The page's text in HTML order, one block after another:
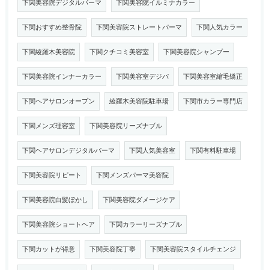
下関美容院デジタルパーマ 下関美容院イルミナカラー
下関おすすめ整骨院 下関美容院ストレートパーマ 下関人気カラー
下関綾羅木美容院 下関クチコミ美容室 下関美容院シャンプー
下関美容院インナーカラー 下関美容室デジパ 下関美容室縮毛矯正
下関ヘアサロンオープン 綾羅木美容院駐車場 下関市カラー専門店
下関メンズ理容室 下関美容院リーズナブル
下関ヘアサロンデジタルパーマ 下関人気美容室 下関有料駐車場
下関美容院リピート 下関メンズパーマ美容院
下関美容院白髪ぼかし 下関美容院ダメージケア
下関美容院ショートヘア 下関カラーリーズナブル
下関カットが得意 下関美容院丁寧 下関美容院スタイルチェンジ